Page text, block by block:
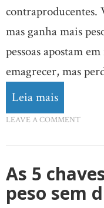
contraproducentes.
mas ganha mais
pessoas apostam
emagrecer, mas
Leia mais
LEAVE A COMMENT
As 5
peso sem